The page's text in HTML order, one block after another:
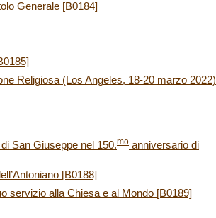
Generale [B0184]
Religiosa (Los Angeles, 18-20 marzo 2022)
San Giuseppe nel 150.mo anniversario di
[B0188]
servizio alla Chiesa e al Mondo [B0189]